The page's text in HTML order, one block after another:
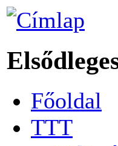
Főoldal
TTT